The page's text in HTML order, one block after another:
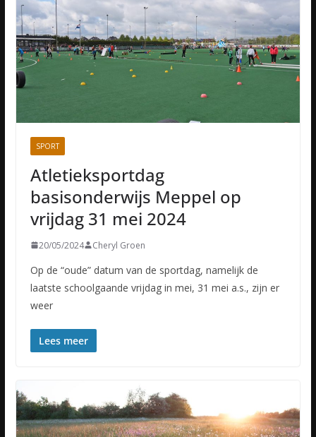
SPORT
Atletieksportdag
basisonderwijs Meppel op
vrijdag 31 mei 2024
20/05/2024 Cheryl Groen
Op de “oude” datum van de sportdag, namelijk de
laatste schoolgaande vrijdag in mei, 31 mei a.s., zijn er
weer
Lees meer